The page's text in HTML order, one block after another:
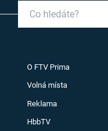
O FTV Prima
Volná místa
Reklama
HbbTV